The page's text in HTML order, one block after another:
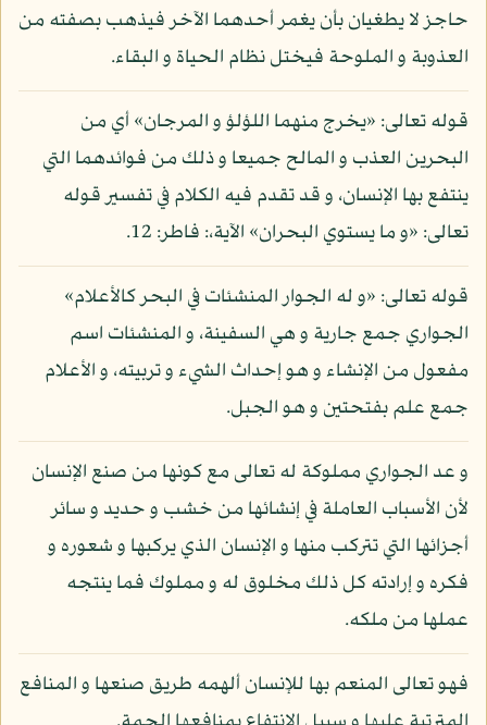
حاجز لا يطغيان بأن يغمر أحدهما الآخر فيذهب بصفته من
العذوبة و الملوحة فيختل نظام الحياة و البقاء.
قوله تعالى: «يخرج منهما اللؤلؤ و المرجان» أي من
البحرين العذب و المالح جميعا و ذلك من فوائدهما التي
ينتفع بها الإنسان، و قد تقدم فيه الكلام في تفسير قوله
تعالى: «و ما يستوي البحران» الآية،: فاطر: 12.
قوله تعالى: «و له الجوار المنشئات في البحر كالأعلام»
الجواري جمع جارية و هي السفينة، و المنشئات اسم
مفعول من الإنشاء و هو إحداث الشيء و تربيته، و الأعلام
جمع علم بفتحتين و هو الجبل.
و عد الجواري مملوكة له تعالى مع كونها من صنع الإنسان
لأن الأسباب العاملة في إنشائها من خشب و حديد و سائر
أجزائها التي تتركب منها و الإنسان الذي يركبها و شعوره و
فكره و إرادته كل ذلك مخلوق له و مملوك فما ينتجه
عملها من ملكه.
فهو تعالى المنعم بها للإنسان ألهمه طريق صنعها و المنافع